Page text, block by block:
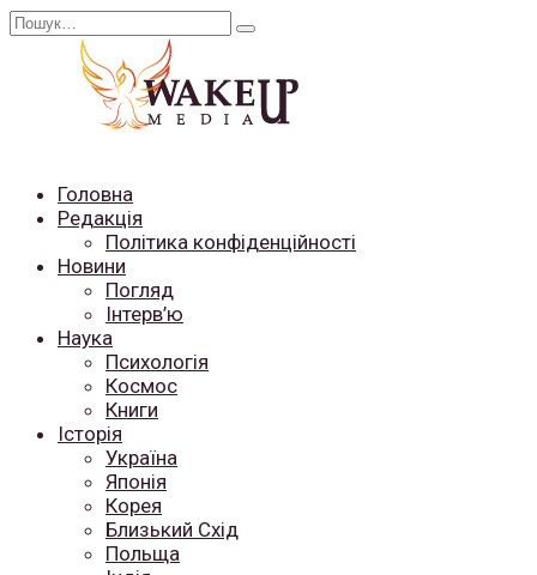
Перейти
Search
Головна
Редакція
Політика конфіденційності
Новини
Погляд
Інтерв’ю
Наука
Психологія
Космос
Книги
Історія
Україна
Японія
Корея
Близький Схід
Польща